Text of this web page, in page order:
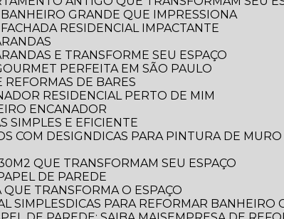
BANHEIRO GRANDE QUE IMPRESSIONA
RESIDENCIAL IMPACTANTE
E TRANSFORME SEU ESPAÇO
PERFEITA EM SÃO PAULO
REFORMAS DE BARES
RESIDENCIAL PERTO DE MIM
ENCANADOR
SIMPLES E EFICIENTE
COM DESIGN
DICAS PARA PINTURA DE
QUE TRANSFORMAM SEU ESPAÇO
DE PAREDE
QUE TRANSFORMA O ESPAÇO
SIMPLES
DICAS PARA REFORMAR BANHEIRO